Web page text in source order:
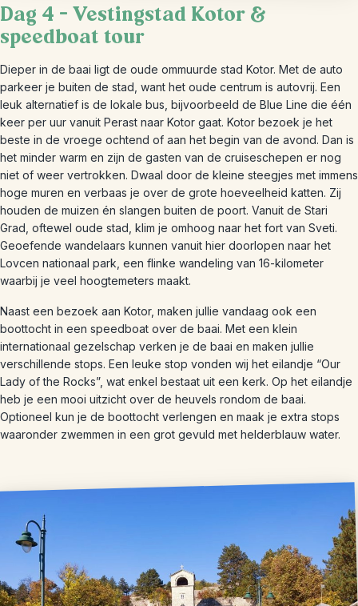
Dag 4 – Vestingstad Kotor &
speedboat tour
Dieper in de baai ligt de oude ommuurde stad Kotor. Met de auto
parkeer je buiten de stad, want het oude centrum is autovrij. Een
leuk alternatief is de lokale bus, bijvoorbeeld de Blue Line die één
keer per uur vanuit Perast naar Kotor gaat. Kotor bezoek je het
beste in de vroege ochtend of aan het begin van de avond. Dan is
het minder warm en zijn de gasten van de cruiseschepen er nog
niet of weer vertrokken. Dwaal door de kleine steegjes met immens
hoge muren en verbaas je over de grote hoeveelheid katten. Zij
houden de muizen én slangen buiten de poort. Vanuit de Stari
Grad, oftewel oude stad, klim je omhoog naar het fort van Sveti.
Geoefende wandelaars kunnen vanuit hier doorlopen naar het
Lovcen nationaal park, een flinke wandeling van 16-kilometer
waarbij je veel hoogtemeters maakt.
Naast een bezoek aan Kotor, maken jullie vandaag ook een
boottocht in een speedboat over de baai. Met een klein
internationaal gezelschap verken je de baai en maken jullie
verschillende stops. Een leuke stop vonden wij het eilandje “Our
Lady of the Rocks”, wat enkel bestaat uit een kerk. Op het eilandje
heb je een mooi uitzicht over de heuvels rondom de baai.
Optioneel kun je de boottocht verlengen en maak je extra stops
waaronder zwemmen in een grot gevuld met helderblauw water.